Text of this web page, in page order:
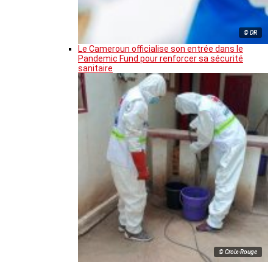
© DR
Le Cameroun officialise son entrée dans le
Pandemic Fund pour renforcer sa sécurité
sanitaire
© Croix-Rouge